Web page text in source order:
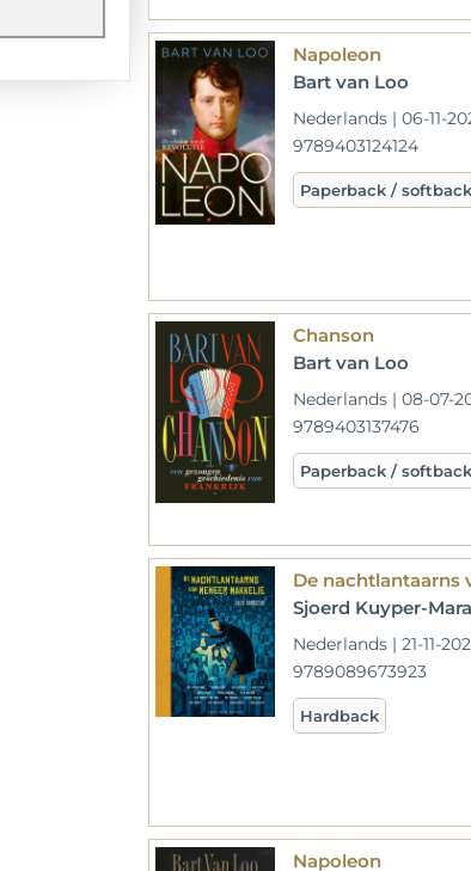
Napoleon
Bart van Loo
Nederlands | 06-11-
9789403124124
Paperback / softback
Chanson
Bart van Loo
Nederlands | 08-07-
9789403137476
Paperback / softback
De nachtlantaarns
Sjoerd Kuyper-Maranke Rinck-Dolf Verroen-Bart Moeyaert-Paul van Loon-Koos Meinderts-
Nederlands | 21-11-
9789089673923
Hardback
Napoleon